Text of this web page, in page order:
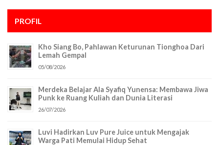
PROFIL
Kho Siang Bo, Pahlawan Keturunan Tionghoa Dari
Lemah Gempal
05/08/2026
Merdeka Belajar Ala Syafiq Yunensa: Membawa Jiwa
Punk ke Ruang Kuliah dan Dunia Literasi
26/07/2026
Luvi Hadirkan Luv Pure Juice untuk Mengajak
Warga Pati Memulai Hidup Sehat